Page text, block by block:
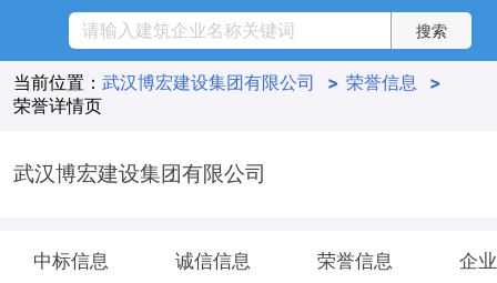
当前位置： 武汉博宏建设集团有限公司 > 荣誉信息
>
荣誉详情页
武汉博宏建设集团有限公司
中标信息 诚信信息 荣誉信息 企